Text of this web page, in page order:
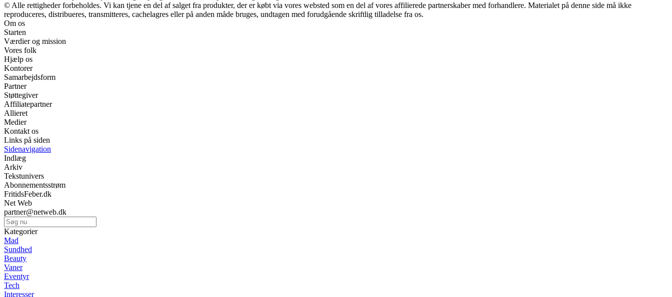
© Alle rettigheder forbeholdes. Vi kan tjene en del af salget fra produkter, der er købt via vores websted som en del af vores affilierede partnerskaber med forhandlere. Materialet på denne side må ikke
reproduceres, distribueres, transmitteres, cachelagres eller på anden måde bruges, undtagen med forudgående skriftlig tilladelse fra os.
Om os
Starten
Værdier og mission
Vores folk
Hjælp os
Kontorer
Samarbejdsform
Partner
Støttegiver
Affiliatepartner
Allieret
Medier
Kontakt os
Links på siden
Sidenavigation
Indlæg
Arkiv
Tekstunivers
Abonnementsstrøm
FritidsFeber.dk
Net Web
partner@netweb.dk
Kategorier
Mad
Sundhed
Beauty
Vaner
Eventyr
Tech
Interesser